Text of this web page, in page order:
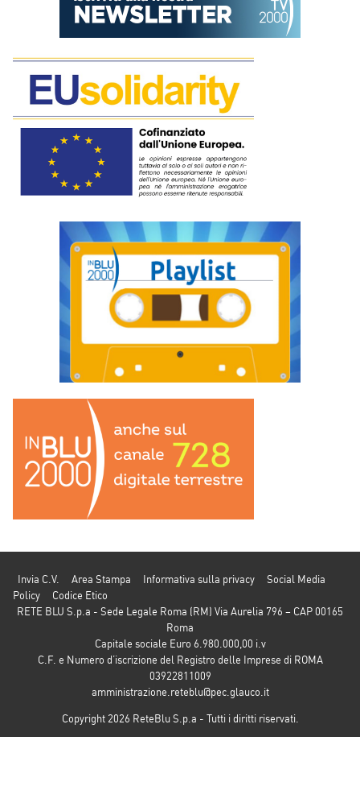
Invia C.V. Area Stampa Informativa sulla privacy
Social Media
Policy
Codice Etico
RETE BLU S.p.a - Sede Legale Roma (RM) Via Aurelia 796 – CAP 00165
Roma
Capitale sociale Euro 6.980.000,00 i.v
C.F. e Numero d’iscrizione del Registro delle Imprese di ROMA
03922811009
amministrazione.reteblu@pec.glauco.it
Copyright 2026 ReteBlu S.p.a - Tutti i diritti riservati.